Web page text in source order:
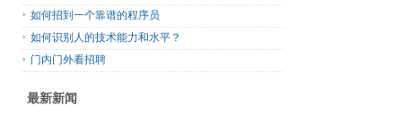
如何招到一个靠谱的程序员
如何识别人的技术能力和水平？
门内门外看招聘
最新新闻